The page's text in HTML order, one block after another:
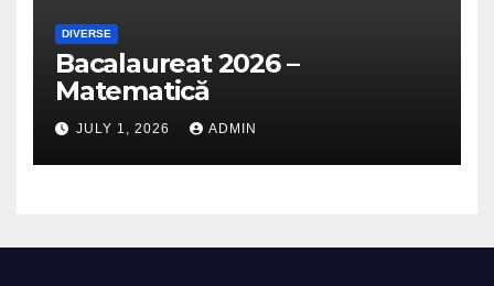
DIVERSE
Bacalaureat 2026 –
Matematică
JULY 1, 2026 ADMIN